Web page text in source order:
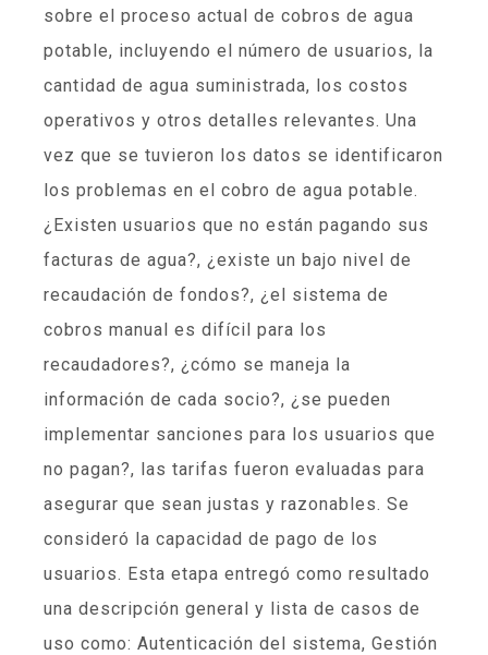
sobre el proceso actual de cobros de agua
potable, incluyendo el número de usuarios, la
cantidad de agua suministrada, los costos
operativos y otros detalles relevantes. Una
vez que se tuvieron los datos se identificaron
los problemas en el cobro de agua potable.
¿Existen usuarios que no están pagando sus
facturas de agua?, ¿existe un bajo nivel de
recaudación de fondos?, ¿el sistema de
cobros manual es difícil para los
recaudadores?, ¿cómo se maneja la
información de cada socio?, ¿se pueden
implementar sanciones para los usuarios que
no pagan?, las tarifas fueron evaluadas para
asegurar que sean justas y razonables. Se
consideró la capacidad de pago de los
usuarios. Esta etapa entregó como resultado
una descripción general y lista de casos de
uso como: Autenticación del sistema, Gestión